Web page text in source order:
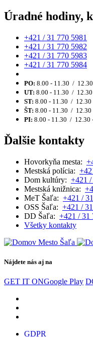
Úradné hodiny,
+421 / 31 770 5981
+421 / 31 770 5982
+421 / 31 770 5983
+421 / 31 770 5984
PO: 8.00 - 11.30 /
UT: 8.00 - 11.30 / 12.30
ST: 8.00 - 11.30 / 12.30
ŠT: 8.00 - 11.30 / 12.30
PI: 8.00 - 11.30 / 12.30
Ďalšie kontakty
Hovorkyňa mesta:
Mestská polícia:
Dom kultúry: +421
Mestská knižnica:
MeT Šaľa: +421 /
OSS Šaľa: +421 /
DD Šaľa: +421 / 31
Všetky kontakty
Nájdete nás aj na
GET IT ONGoogle Play
GDPR